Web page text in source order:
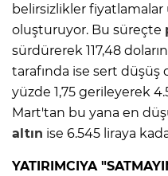
belirsizlikler fiyatlamalar
oluşturuyor. Bu süreçte
sürdürerek 117,48
tarafında ise sert düşüş
yüzde 1,75 gerileyerek
Mart'tan bu yana en
altın ise 6.545 liraya
YATIRIMCIYA